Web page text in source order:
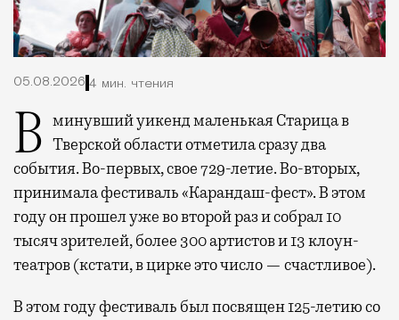
05.08.2026 4 мин. чтения
В минувший уикенд маленькая Старица в Тверской области отметила сразу два
события. Во-первых, свое 729-летие. Во-вторых,
принимала фестиваль «Карандаш-фест». В этом
году он прошел уже во второй раз и собрал 10
тысяч зрителей, более 300 артистов и 13 клоун-
театров (кстати, в цирке это число — счастливое).
В этом году фестиваль был посвящен 125-летию со